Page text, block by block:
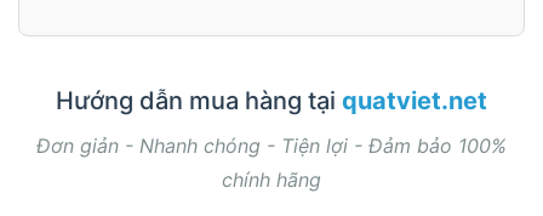
Hướng dẫn mua hàng tại quatviet.net
Đơn giản - Nhanh chóng - Tiện lợi - Đảm bảo 100%
chính hãng